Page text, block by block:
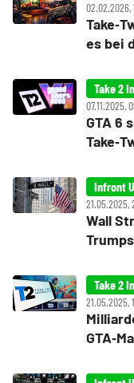
02.02.2026,
es bei
Take 2
07.11.2025,
GTA 6
21.05.2025,
Wall
Take 2
21.05.2025,